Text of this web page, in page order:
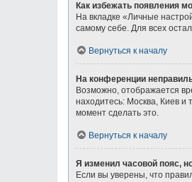
Как избежать появления
На вкладке «Личные
самому себе. Для всех
Вернуться к началу
На конференции
Возможно, отображается
находитесь: Москва, Киев и
момент сделать это.
Вернуться к началу
Я изменил часовой пояс,
Если вы уверены, что